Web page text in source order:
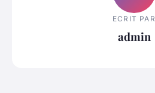
ECRIT PAR
admin